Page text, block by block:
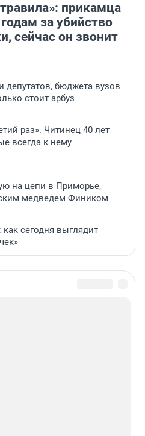
прикамца
за убийство
сейчас он звонит
депутатов, бюджета вузов
стоит арбуз
раз». Читинец 40 лет
всегда к нему
на цепи в Приморье,
медведем Фиником
сегодня выглядит